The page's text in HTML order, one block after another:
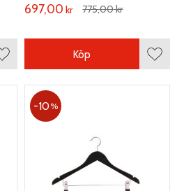
Lägg till i favoriter
697,00 kr 775,00kr
Köp
10%